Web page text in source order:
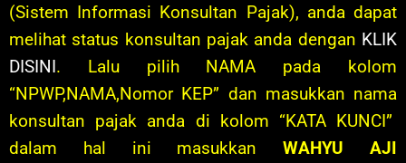
(Sistem Informasi Konsultan Pajak), anda dapat
melihat status konsultan pajak anda dengan KLIK
DISINI. Lalu pilih NAMA pada kolom
“NPWP,NAMA,Nomor KEP” dan masukkan nama
konsultan pajak anda di kolom “KATA KUNCI”
dalam hal ini masukkanWAHYU AJI